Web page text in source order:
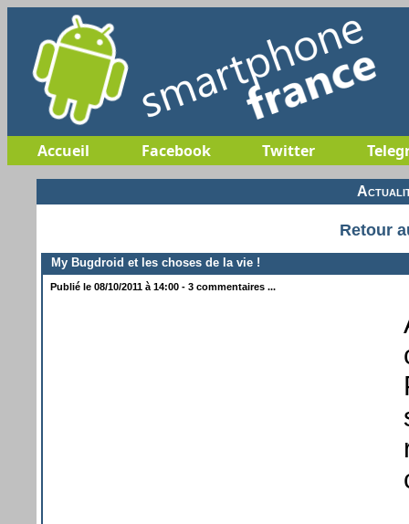
Accueil Facebook Twitter
Retour
My Bugdroid et les choses de la vie !
Publié le 08/10/2011 à 14:00 - 3 commentaires ...